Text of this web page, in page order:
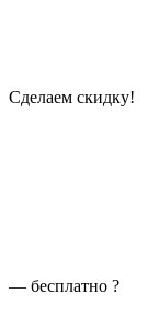
Сделаем скидку!
— бесплатно ?